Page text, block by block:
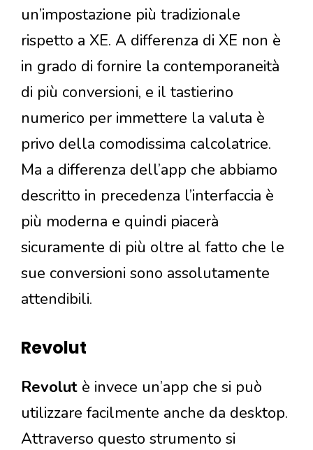
un’impostazione più tradizionale
rispetto a XE. A differenza di XE non è
in grado di fornire la contemporaneità
di più conversioni, e il tastierino
numerico per immettere la valuta è
privo della comodissima calcolatrice.
Ma a differenza dell’app che abbiamo
descritto in precedenza l’interfaccia è
più moderna e quindi piacerà
sicuramente di più oltre al fatto che le
sue conversioni sono assolutamente
attendibili.
Revolut
Revolut è invece un’app che si può
utilizzare facilmente anche da desktop.
Attraverso questo strumento si